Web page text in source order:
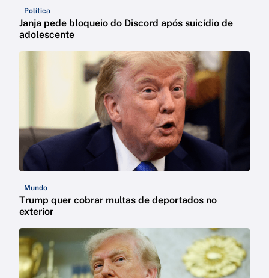
Política
Janja pede bloqueio do Discord após suicídio de
adolescente
Mundo
Trump quer cobrar multas de deportados no
exterior